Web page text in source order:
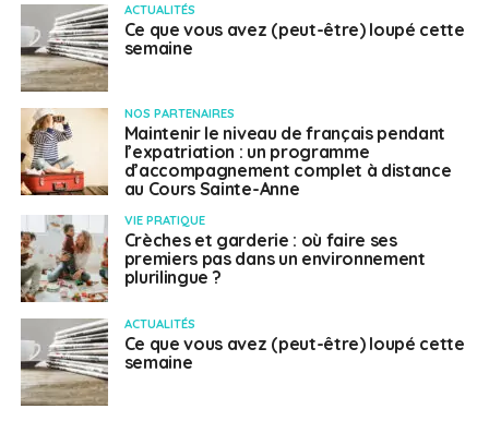
ACTUALITÉS
Ce que vous avez (peut-être) loupé cette
semaine
NOS PARTENAIRES
Maintenir le niveau de français pendant
l’expatriation : un programme
d’accompagnement complet à distance
au Cours Sainte-Anne
VIE PRATIQUE
Crèches et garderie : où faire ses
premiers pas dans un environnement
plurilingue ?
ACTUALITÉS
Ce que vous avez (peut-être) loupé cette
semaine